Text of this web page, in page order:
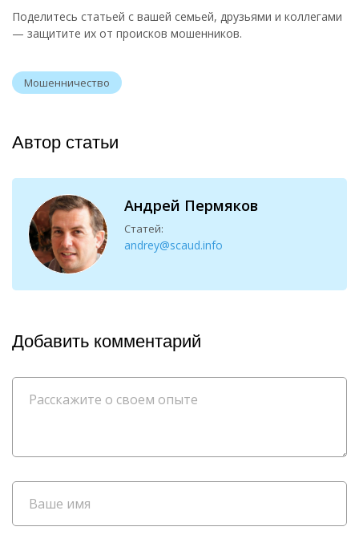
Поделитесь статьей с вашей семьей, друзьями и коллегами
— защитите их от происков мошенников.
Мошенничество
Автор статьи
Андрей Пермяков
Статей:
andrey@scaud.info
Добавить комментарий